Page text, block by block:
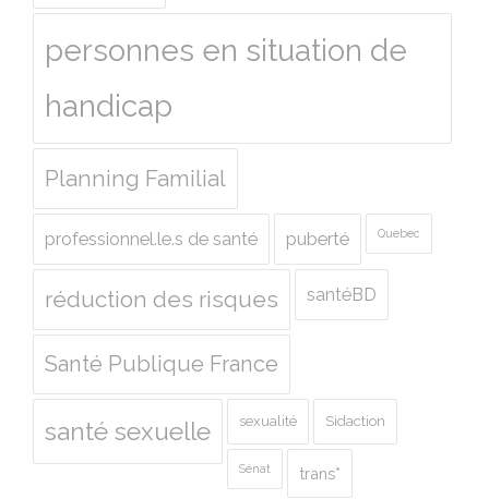
personnes en situation de
handicap
Planning Familial
professionnel.le.s de santé puberté Quebec
réduction des risques santéBD
Santé Publique France
santé sexuelle sexualité Sidaction
Sénat trans*